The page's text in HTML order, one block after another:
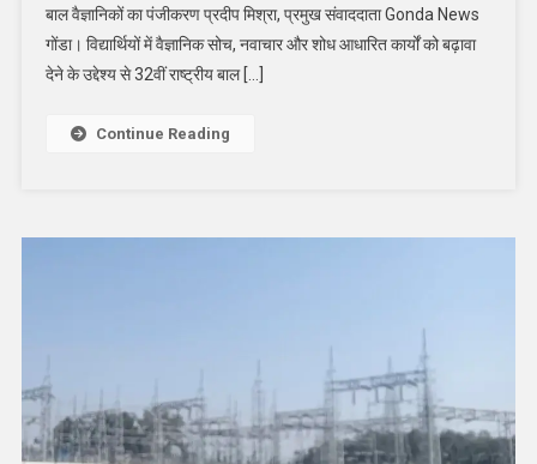
वैज्ञानिक
सोच
बाल वैज्ञानिकों का पंजीकरण प्रदीप मिश्रा, प्रमुख संवाददाता Gonda News
गोंडा। विद्यार्थियों में वैज्ञानिक सोच, नवाचार और शोध आधारित कार्यों को बढ़ावा
देने के उद्देश्य से 32वीं राष्ट्रीय बाल […]
Continue Reading